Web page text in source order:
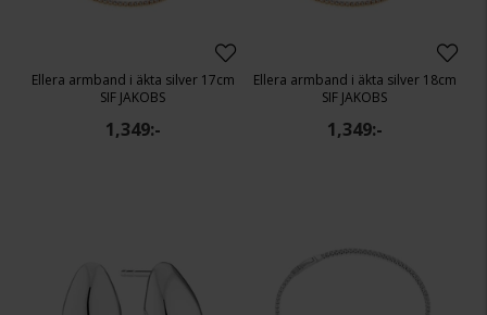
Ellera armband i äkta silver 17cm
SIF JAKOBS
1,349:-
Ellera armband i äkta silver 18cm
SIF JAKOBS
1,349:-